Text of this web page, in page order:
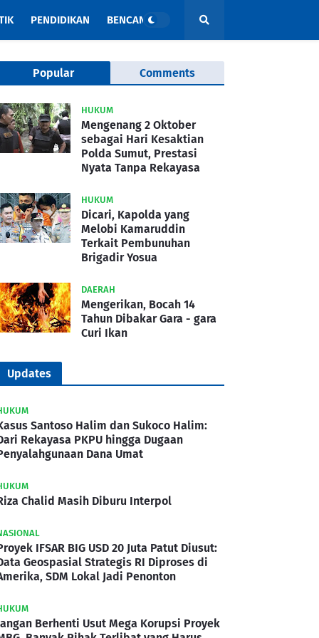
PENDIDIKAN BENCANA
Popular Comments
HUKUM
Mengenang 2 Oktober
sebagai Hari Kesaktian
Polda Sumut, Prestasi
Nyata Tanpa Rekayasa
HUKUM
Dicari, Kapolda yang
Melobi Kamaruddin
Terkait Pembunuhan
Brigadir Yosua
DAERAH
Mengerikan, Bocah 14
Tahun Dibakar Gara - gara
Curi Ikan
Updates
Santoso Halim dan Sukoco Halim:
Rekayasa PKPU hingga Dugaan
Dana Umat
Chalid Masih Diburu Interpol
IFSAR BIG USD 20 Juta Patut Diusut:
Geospasial Strategis RI Diproses di
SDM Lokal Jadi Penonton
Berhenti Usut Mega Korupsi Proyek